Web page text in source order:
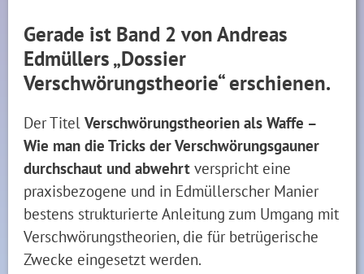
Gerade ist Band 2 von Andreas
Edmüllers „Dossier
Verschwörungstheorie“ erschienen.
Der TitelVerschwörungstheorien als Waffe –
Wie man die Tricks der Verschwörungsgauner
durchschaut und abwehrtverspricht eine
praxisbezogene und in Edmüllerscher Manier
bestens strukturierte Anleitung zum Umgang mit
Verschwörungstheorien, die für betrügerische
Zwecke eingesetzt werden.